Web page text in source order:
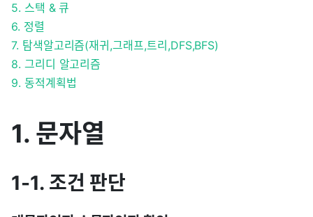
5. 스택 & 큐
6. 정렬
7. 탐색알고리즘(재귀,그래프,트리,DFS,BFS)
8. 그리디 알고리즘
9. 동적계획법
1. 문자열
1-1. 조건 판단